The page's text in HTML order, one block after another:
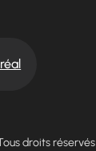
droits réservés